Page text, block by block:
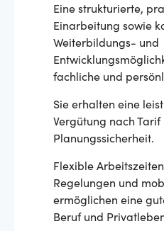
Eine strukturierte,
Einarbeitung sowie
Weiterbildungs- und
fachliche und
Sie erhalten eine
Vergütung nach
Planungssicherheit.
Flexible
Regelungen und
ermöglichen eine
Beruf und